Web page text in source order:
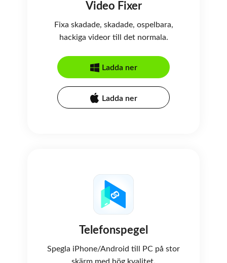
Video Fixer
Fixa skadade, skadade, ospelbara,
hackiga videor till det normala.
Ladda ner
Ladda ner
Telefonspegel
Spegla iPhone/Android till PC på stor